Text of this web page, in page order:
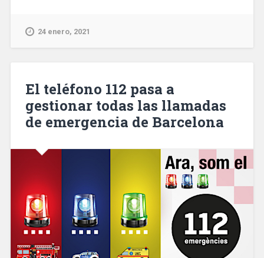
el
de
pintadas
en
Barcelona»
24 enero, 2021
El teléfono 112 pasa a
gestionar todas las llamadas
de emergencia de Barcelona